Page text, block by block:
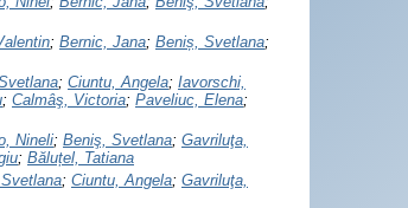
; Bernic, Jana; Beniș, Svetlana;
; Ciuntu, Angela; Iavorschi,
; Calmâş, Victoria; Paveliuc, Elena;
Nineli; Beniş, Svetlana; Gavriluţa,
; Băluțel, Tatiana
; Ciuntu, Angela; Gavriluţa,